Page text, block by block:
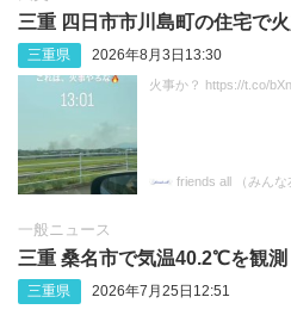
三重 四日市市川島町の住宅で
三重県 2026年8月3日13:30
火事か？ https://t.co/
friends all （みんな
一般ニュース
三重 桑名市で気温40.2℃を観
三重県 2026年7月25日12:51